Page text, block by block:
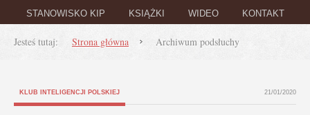
STANOWISKO KIP KSIĄŻKI WIDEO KONTAKT
Jesteś tutaj: Strona główna Archiwum podsłuchy
KLUB INTELIGENCJI POLSKIEJ 21/01/2020